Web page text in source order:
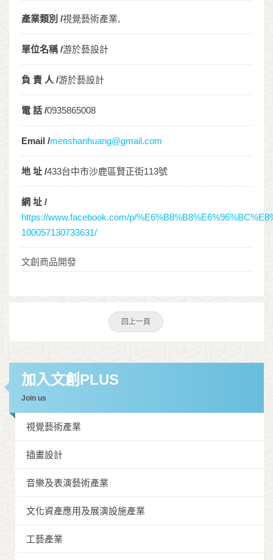
產業類別 /視覺藝術產業,
單位名稱 /游於藝設計
負 責 人 /游於藝設計
電 話 /0935865008
Email /menshanhuang@gmail.com
地 址 /433台中市沙鹿區賢正街113號
網 址 /
https://www.facebook.com/p/
100057130733631/
文創商品開發
回上一頁
加入文創PLUS
Join us
視覺藝術產業
插畫設計
音樂及表演藝術產業
文化資產應用及展演設施產業
工藝產業